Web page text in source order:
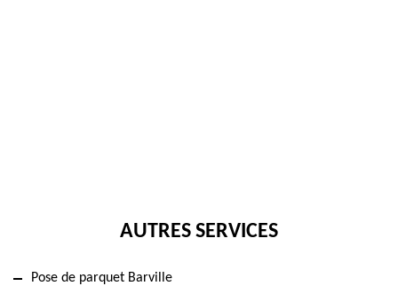
AUTRES SERVICES
Pose de parquet Barville